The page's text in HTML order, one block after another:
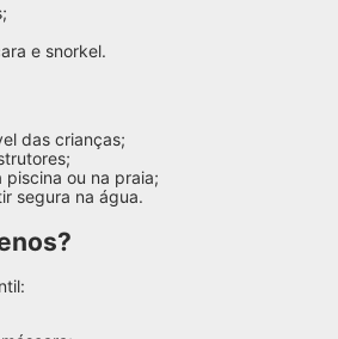
e snorkel.
das crianças;
ou na praia;
segura na água.